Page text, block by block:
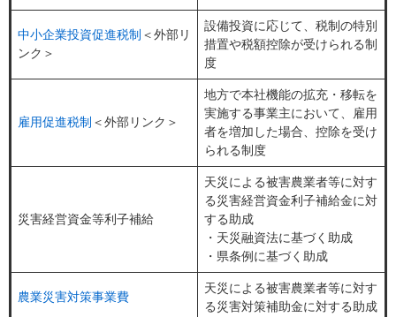
中小企業投資促進税制 ＜外部リ
ンク＞
設備投資に応じて、税制の特別
措置や税額控除が受けられる制
度
雇用促進税制 ＜外部リンク＞
地方で本社機能の拡充・移転を
実施する事業主において、雇用
者を増加した場合、控除を受け
られる制度
災害経営資金等利子補給
天災による被害農業者等に対す
る災害経営資金利子補給金に対
する助成
・天災融資法に基づく助成
・県条例に基づく助成
農業災害対策事業費
天災による被害農業者等に対す
る災害対策補助金に対する助成